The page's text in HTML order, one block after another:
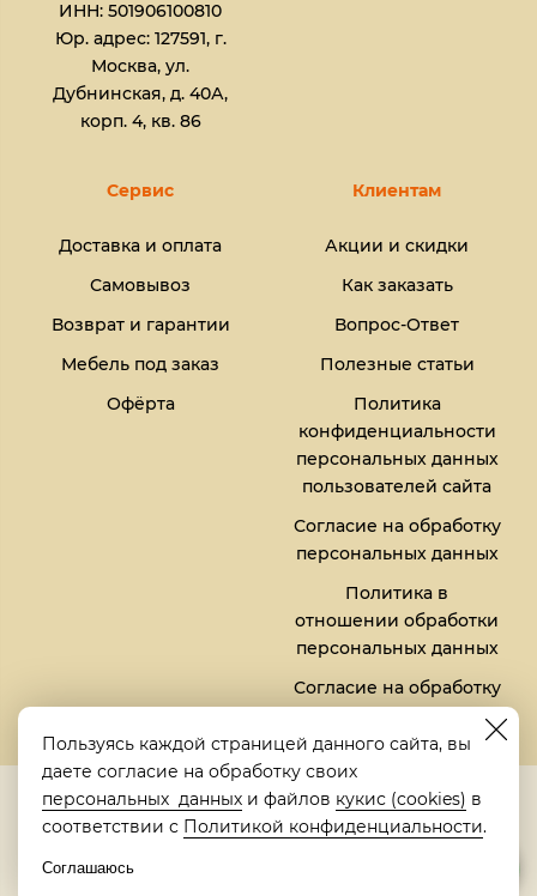
ИНН: 501906100810
Юр. адрес: 127591, г.
Москва, ул.
Дубнинская, д. 40А,
корп. 4, кв. 86
Сервис
Доставка и оплата
Самовывоз
Возврат и гарантии
Мебель под заказ
Офёрта
Клиентам
Акции и скидки
Как заказать
Вопрос-Ответ
Полезные статьи
Политика
конфиденциальности
персональных данных
пользователей сайта
Согласие на обработку
персональных данных
Политика в
отношении обработки
персональных данных
Согласие на обработку
файлов кукис (cookies)
5,0
Рейтинг в Яндексе
Пользуясь каждой страницей данного сайта, вы
даете согласие на обработку своих
персональных данных и файлов кукис (cookies) в
соответствии с Политикой конфиденциальности.
Соглашаюсь